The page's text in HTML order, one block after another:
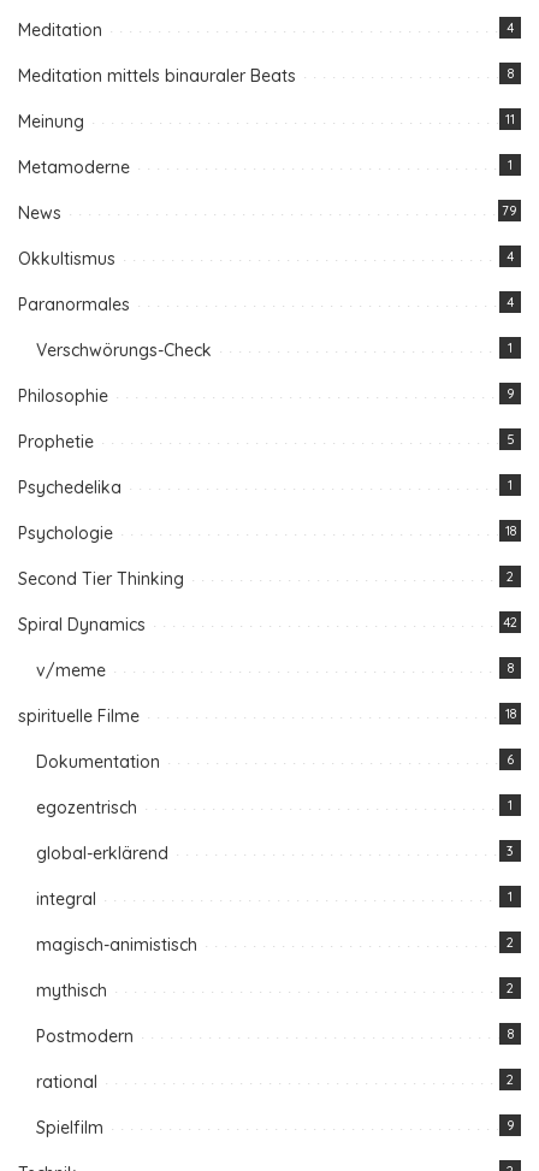
Meditation 4
Meditation mittels binauraler Beats 8
Meinung 11
Metamoderne 1
News 79
Okkultismus 4
Paranormales 4
Verschwörungs-Check 1
Philosophie 9
Prophetie 5
Psychedelika 1
Psychologie 18
Second Tier Thinking 2
Spiral Dynamics 42
v/meme 8
spirituelle Filme 18
Dokumentation 6
egozentrisch 1
global-erklärend 3
integral 1
magisch-animistisch 2
mythisch 2
Postmodern 8
rational 2
Spielfilm 9